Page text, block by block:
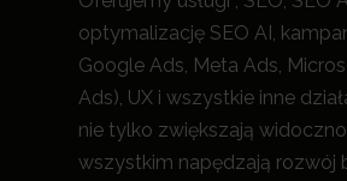
optymalizację SEO AI,
Google Ads, Meta Ads,
Ads), UX i wszystkie inne
nie tylko zwiększają
wszystkim napędzają rozwój